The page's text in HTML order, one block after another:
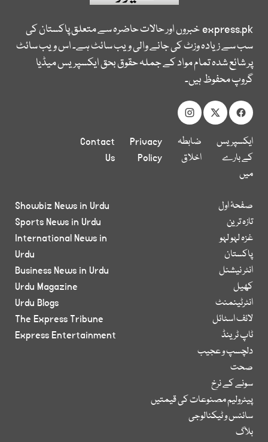
express.pkخبروں اور حالات حاضرہ سے متعلق پاکستان کی
سب سے زیادہ وزٹ کی جانے والی ویب سائٹ ہے۔ اس ویب سائٹ
پر شائع شدہ تمام مواد کے جملہ حقوق بحق ایکسپریس میڈیا
گروپ محفوظ ہیں۔
ایکسپریس
کے بارے
میں
ضابطہ
اخلاق
Privacy
Policy
Contact
Us
صفحۂ اول
تازہ ترین
غزہ لہو لہو
پاکستان
انٹر نیشنل
کھیل
انٹرٹینمنٹ
لائف اسٹائل
ٹاپ ٹرینڈ
دلچسپ و عجیب
صحت
سونے کے نرخ
پیٹرولیم مصنوعات کی قیمتیں
سائنس و ٹیکنالوجی
بلاگ
Showbiz News in Urdu
Sports News in Urdu
International News in
Urdu
Business News in Urdu
Urdu Magazine
Urdu Blogs
The Express Tribune
Express Entertainment